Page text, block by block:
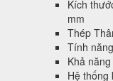
Kích
mm
Thép
Tính
Khả
Hệ thống